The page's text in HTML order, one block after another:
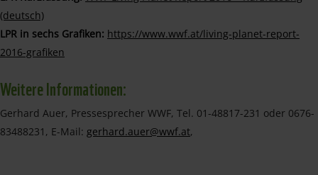
(deutsch)
LPR in sechs Grafiken: https://www.wwf.at/living-planet-report-
2016-grafiken
Weitere Informationen:
Gerhard Auer, Pressesprecher WWF, Tel. 01-48817-231 oder 0676-
83488231, E-Mail: gerhard.auer@wwf.at,